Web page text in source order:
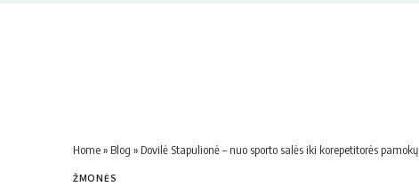
Home» Blog » Dovilė Stapulionė – nuo sporto salės iki korepetitorės pamokų
ŽMONĖS